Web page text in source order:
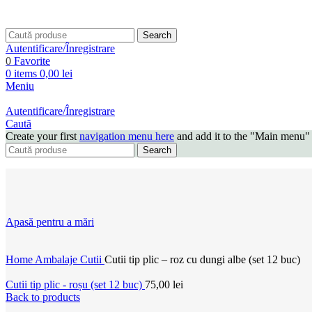
Search
Autentificare/Înregistrare
0 Favorite
0 items 0,00 lei
Meniu
Autentificare/Înregistrare
Caută
Create your first navigation menu here and add it to the "Main menu"
Search
Apasă pentru a mări
Home Ambalaje Cutii Cutii tip plic – roz cu dungi albe (set 12 buc)
Cutii tip plic - roșu (set 12 buc) 75,00 lei
Back to products